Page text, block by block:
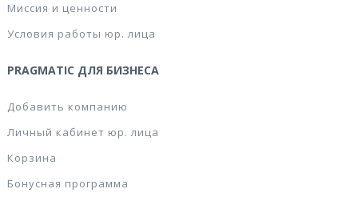
Миссия и ценности
Условия работы юр. лица
PRAGMATIC ДЛЯ БИЗНЕСА
Добавить компанию
Личный кабинет юр. лица
Корзина
Бонусная программа